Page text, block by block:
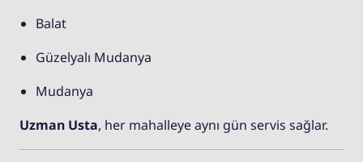
Balat
Güzelyalı Mudanya
Mudanya
Uzman Usta, her mahalleye aynı gün servis sağlar.